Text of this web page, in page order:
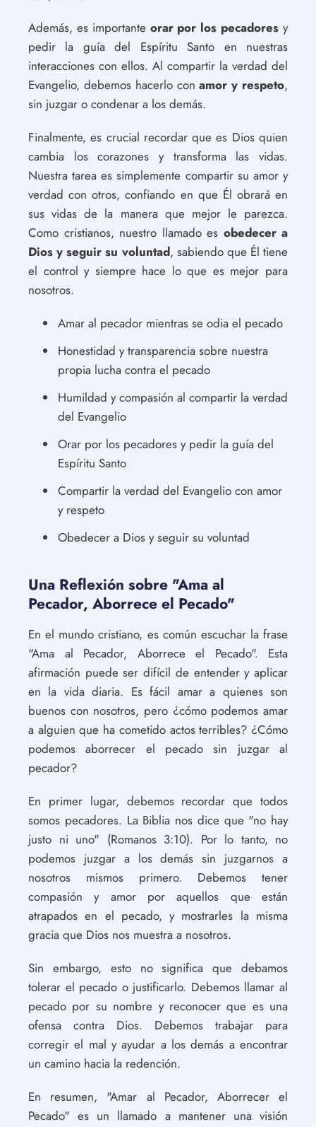
Además, es importante orar por los pecadores y
pedir la guía del Espíritu Santo en nuestras
interacciones con ellos. Al compartir la verdad del
Evangelio, debemos hacerlo conamor y respeto,
sin juzgar o condenar a los demás.
Finalmente, es crucial recordar que es Dios quien
cambia los corazones y transforma las vidas.
Nuestra tarea es simplemente compartir su amor y
verdad con otros, confiando en que Él obrará en
sus vidas de la manera que mejor le parezca.
Como cristianos, nuestro llamado es obedecer a
Dios y seguir su voluntad, sabiendo que Él tiene
el control y siempre hace lo que es mejor para
nosotros.
Amar al pecador mientras se odia el pecado
Honestidad y transparencia sobre nuestra
propia lucha contra el pecado
Humildad y compasión al compartir la verdad
del Evangelio
Orar por los pecadores y pedir la guía del
Espíritu Santo
Compartir la verdad del Evangelio con amor
y respeto
Obedecer a Dios y seguir su voluntad
Una Reflexión sobre "Ama al
Pecador, Aborrece el Pecado"
En el mundo cristiano, es común escuchar la frase
"Ama al Pecador, Aborrece el Pecado". Esta
afirmación puede ser difícil de entender y aplicar
en la vida diaria. Es fácil amar a quienes son
buenos con nosotros, pero ¿cómo podemos amar
a alguien que ha cometido actos terribles? ¿Cómo
podemos aborrecer el pecado sin juzgar al
pecador?
En primer lugar, debemos recordar que todos
somos pecadores. La Biblia nos dice que "no hay
justo ni uno" (Romanos 3:10). Por lo tanto, no
podemos juzgar a los demás sin juzgarnos a
nosotros mismos primero. Debemos tener
compasión y amor por aquellos que están
atrapados en el pecado, y mostrarles la misma
gracia que Dios nos muestra a nosotros.
Sin embargo, esto no significa que debamos
tolerar el pecado o justificarlo. Debemos llamar al
pecado por su nombre y reconocer que es una
ofensa contra Dios. Debemos trabajar para
corregir el mal y ayudar a los demás a encontrar
un camino hacia la redención.
En resumen, "Amar al Pecador, Aborrecer el
Pecado" es un llamado a mantener una visión